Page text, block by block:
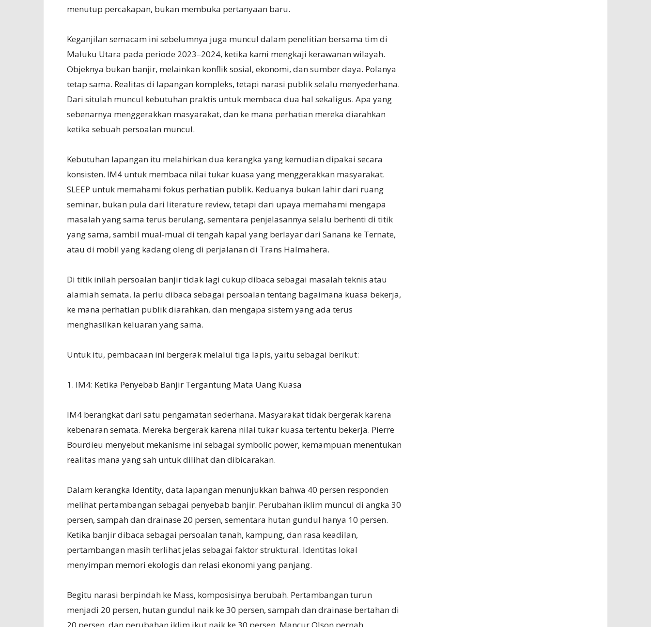
menutup percakapan, bukan membuka pertanyaan baru.
Keganjilan semacam ini sebelumnya juga muncul dalam penelitian bersama tim di
Maluku Utara pada periode 2023–2024, ketika kami mengkaji kerawanan wilayah.
Objeknya bukan banjir, melainkan konflik sosial, ekonomi, dan sumber daya. Polanya
tetap sama. Realitas di lapangan kompleks, tetapi narasi publik selalu menyederhana.
Dari situlah muncul kebutuhan praktis untuk membaca dua hal sekaligus. Apa yang
sebenarnya menggerakkan masyarakat, dan ke mana perhatian mereka diarahkan
ketika sebuah persoalan muncul.
Kebutuhan lapangan itu melahirkan dua kerangka yang kemudian dipakai secara
konsisten. IM4 untuk membaca nilai tukar kuasa yang menggerakkan masyarakat.
SLEEP untuk memahami fokus perhatian publik. Keduanya bukan lahir dari ruang
seminar, bukan pula dari literature review, tetapi dari upaya memahami mengapa
masalah yang sama terus berulang, sementara penjelasannya selalu berhenti di titik
yang sama, sambil mual-mual di tengah kapal yang berlayar dari Sanana ke Ternate,
atau di mobil yang kadang oleng di perjalanan di Trans Halmahera.
Di titik inilah persoalan banjir tidak lagi cukup dibaca sebagai masalah teknis atau
alamiah semata. Ia perlu dibaca sebagai persoalan tentang bagaimana kuasa bekerja,
ke mana perhatian publik diarahkan, dan mengapa sistem yang ada terus
menghasilkan keluaran yang sama.
Untuk itu, pembacaan ini bergerak melalui tiga lapis, yaitu sebagai berikut:
1. IM4: Ketika Penyebab Banjir Tergantung Mata Uang Kuasa
IM4 berangkat dari satu pengamatan sederhana. Masyarakat tidak bergerak karena
kebenaran semata. Mereka bergerak karena nilai tukar kuasa tertentu bekerja. Pierre
Bourdieu menyebut mekanisme ini sebagai symbolic power, kemampuan menentukan
realitas mana yang sah untuk dilihat dan dibicarakan.
Dalam kerangka Identity, data lapangan menunjukkan bahwa 40 persen responden
melihat pertambangan sebagai penyebab banjir. Perubahan iklim muncul di angka 30
persen, sampah dan drainase 20 persen, sementara hutan gundul hanya 10 persen.
Ketika banjir dibaca sebagai persoalan tanah, kampung, dan rasa keadilan,
pertambangan masih terlihat jelas sebagai faktor struktural. Identitas lokal
menyimpan memori ekologis dan relasi ekonomi yang panjang.
Begitu narasi berpindah ke Mass, komposisinya berubah. Pertambangan turun
menjadi 20 persen, hutan gundul naik ke 30 persen, sampah dan drainase bertahan di
20 persen, dan perubahan iklim ikut naik ke 30 persen. Mancur Olson pernah